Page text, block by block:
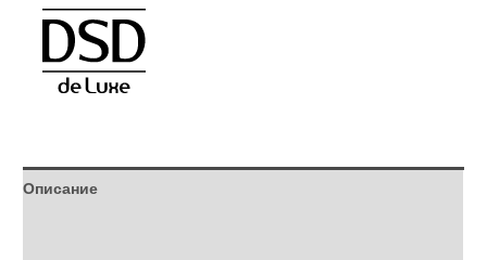
Описание